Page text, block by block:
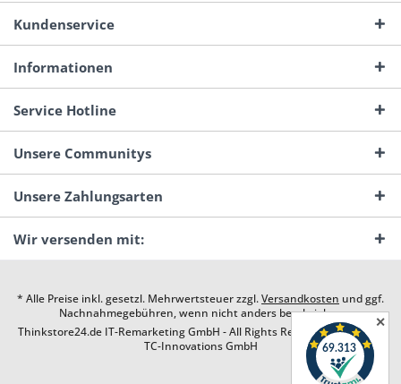
Kundenservice
Informationen
Service Hotline
Unsere Communitys
Unsere Zahlungsarten
Wir versenden mit:
* Alle Preise inkl. gesetzl. Mehrwertsteuer zzgl.Versandkosten und ggf.
Nachnahmegebühren, wenn nicht anders beschrieben
Thinkstore24.de IT-Remarketing GmbH - All Rights Reserved. Design by
TC-Innovations GmbH
✕